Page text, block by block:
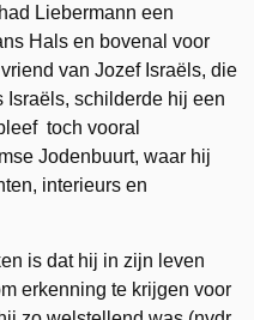
Liebermann een
Hals en bovenal voor
van Jozef Israëls, die
Israëls, schilderde hij een
toch vooral
Jodenbuurt, waar hij
interieurs en
is dat hij in zijn leven
erkenning te krijgen voor